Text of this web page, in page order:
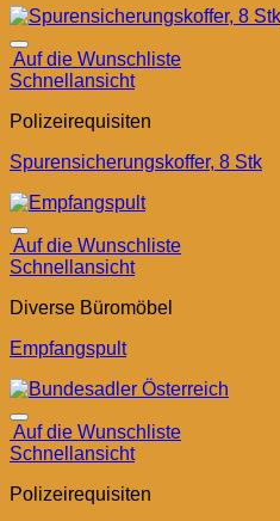
Auf die Wunschliste
Schnellansicht
Polizeirequisiten
Spurensicherungskoffer, 8 Stk
Auf die Wunschliste
Schnellansicht
Diverse Büromöbel
Empfangspult
Auf die Wunschliste
Schnellansicht
Polizeirequisiten